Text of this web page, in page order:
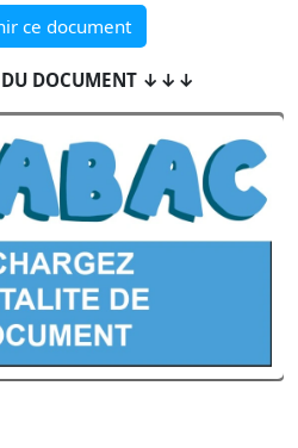
ce document
DOCUMENT ↓↓↓